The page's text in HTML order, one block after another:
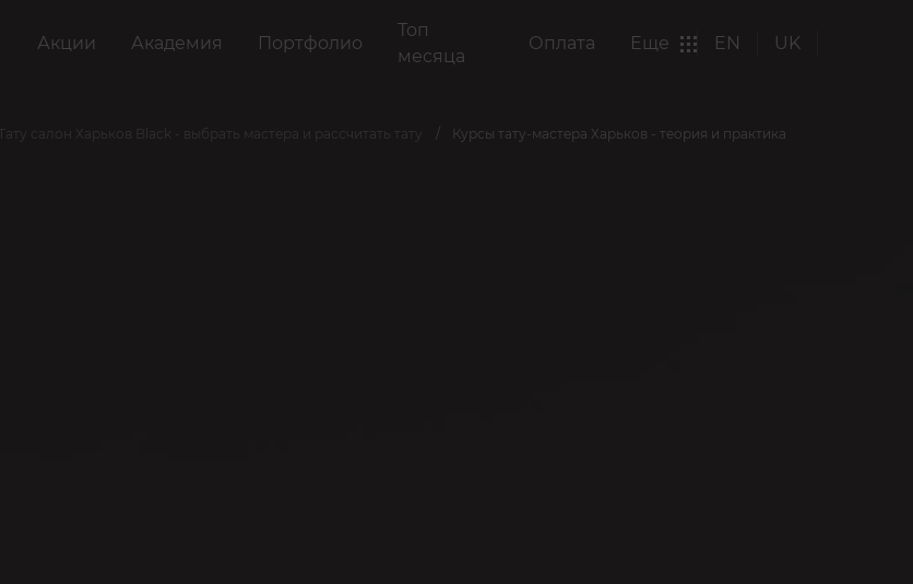
Акции Академия Портфолио
Топ
месяца
Оплата Еще EN UK
Тату салон Харьков Black - выбрать мастера и рассчитать тату Курсы тату-мастера Харьков - теория и практика